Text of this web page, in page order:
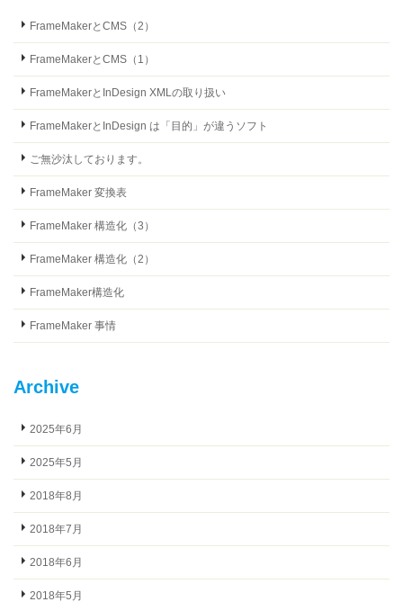
FrameMakerとCMS（2）
FrameMakerとCMS（1）
FrameMakerとInDesign XMLの取り扱い
FrameMakerとInDesign は「目的」が違うソフト
ご無沙汰しております。
FrameMaker 変換表
FrameMaker 構造化（3）
FrameMaker 構造化（2）
FrameMaker構造化
FrameMaker 事情
Archive
2025年6月
2025年5月
2018年8月
2018年7月
2018年6月
2018年5月